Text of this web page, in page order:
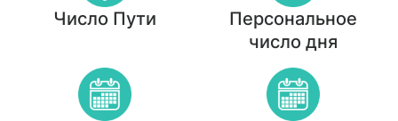
Число Пути
Персональное
число дня